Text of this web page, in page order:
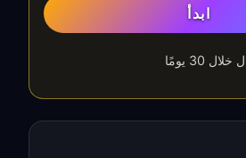
ابدأ
30 يومًا